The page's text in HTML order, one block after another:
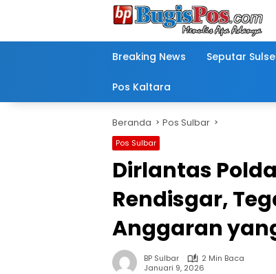
Breaking News Seputar
Pos Kaltara
Beranda Pos Sulbar
Pos Sulbar
Dirlantas
Rendisgar,
Anggaran
BP Sulbar
2 Min Baca
Januari 9, 2026